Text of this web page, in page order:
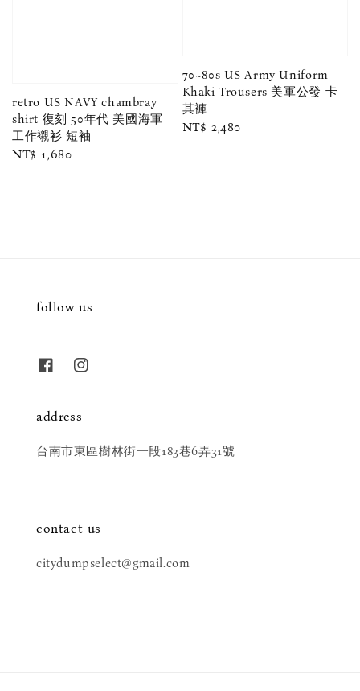
retro US NAVY chambray
shirt 復刻 50年代 美國海軍
工作襯衫 短袖
Regular
NT$ 1,680
70~80s US Army Uniform
Khaki Trousers 美軍公發 卡
其褲
Regular
NT$ 2,480
follow us
address
台南市東區樹林街一段183巷6弄31號
contact us
citydumpselect@gmail.com